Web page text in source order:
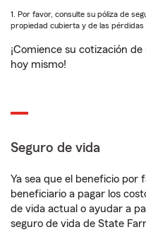
1. Por favor, consulte su póliza de
propiedad cubierta y de las pérdidas
¡Comience su cotización de
hoy mismo!
Seguro de vida
Ya sea que el beneficio por
beneficiario a pagar los
de vida actual o ayudar a
seguro de vida de State